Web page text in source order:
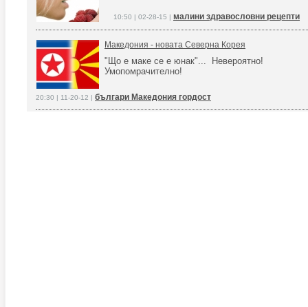
10:50 | 02-28-15 | малини здравословни рецепти
Македония - новата Северна Корея
"Що е маке се е юнак"... Невероятно!
Умопомрачително!
20:30 | 11-20-12 | българи Македония гордост